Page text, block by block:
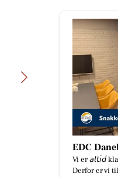
EDC
Vi er 𝘢𝘭𝘵𝘪𝘥
Derfor er vi